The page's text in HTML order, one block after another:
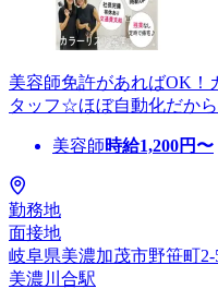
美容師免許があればOK！
タッフ☆ほぼ自動化だか
美容師時給1,200円〜
勤務地
面接地
岐阜県美濃加茂市野笹町2-
美濃川合駅